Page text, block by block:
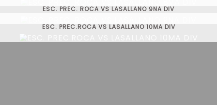
ESC. PREC. ROCA VS LASALLANO 9NA DIV
ESC. PREC.ROCA VS LASALLANO 10MA DIV